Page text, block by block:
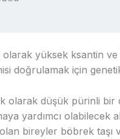
yüksek ksantin
doğrulamak için
olarak düşük pürinli bir
yardımcı olabilecek
bireyler böbrek taşı